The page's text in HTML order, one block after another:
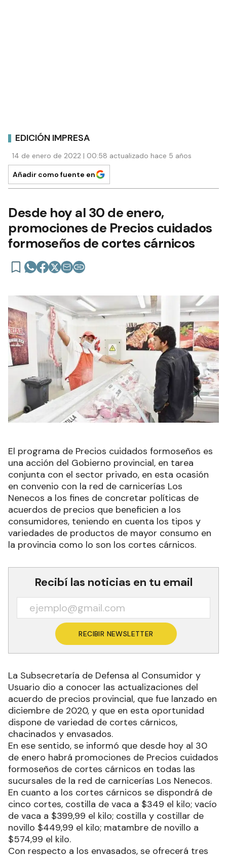
EDICIÓN IMPRESA
14 de enero de 2022 | 00:58 actualizado hace 5 años
Añadir como fuente en
Desde hoy al 30 de enero,
promociones de Precios cuidados
formoseños de cortes cárnicos
El programa de Precios cuidados formoseños es
una acción del Gobierno provincial, en tarea
conjunta con el sector privado, en esta ocasión
en convenio con la red de carnicerías Los
Nenecos a los fines de concretar políticas de
acuerdos de precios que beneficien a los
consumidores, teniendo en cuenta los tipos y
variedades de productos de mayor consumo en
la provincia como lo son los cortes cárnicos.
Recibí las noticias en tu email
RECIBIR NEWSLETTER
La Subsecretaría de Defensa al Consumidor y
Usuario dio a conocer las actualizaciones del
acuerdo de precios provincial, que fue lanzado en
diciembre de 2020, y que en esta oportunidad
dispone de variedad de cortes cárnicos,
chacinados y envasados.
En ese sentido, se informó que desde hoy al 30
de enero habrá promociones de Precios cuidados
formoseños de cortes cárnicos en todas las
sucursales de la red de carnicerías Los Nenecos.
En cuanto a los cortes cárnicos se dispondrá de
cinco cortes, costilla de vaca a $349 el kilo; vacío
de vaca a $399,99 el kilo; costilla y costillar de
novillo $449,99 el kilo; matambre de novillo a
$574,99 el kilo.
Con respecto a los envasados, se ofrecerá tres